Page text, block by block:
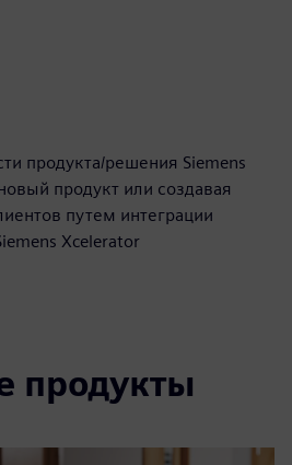
продукта/решения Siemens
продукт или создавая
путем интеграции
Xcelerator
продукты